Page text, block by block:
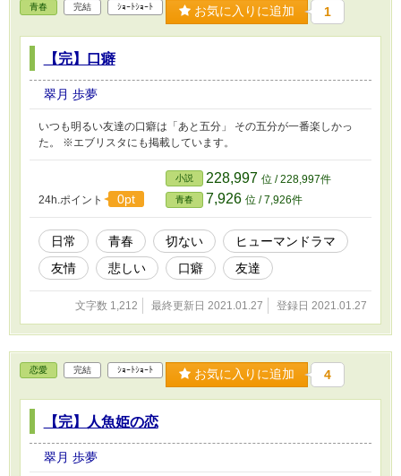
青春 完結 ｼｮｰﾄｼｮｰﾄ お気に入りに追加 1
【完】口癖
翠月 歩夢
いつも明るい友達の口癖は「あと五分」 その五分が一番楽しかっ
た。 ※エブリスタにも掲載しています。
24h.ポイント 0pt
小説 228,997 位 / 228,997件
青春 7,926 位 / 7,926件
日常 青春 切ない
ヒューマンドラマ
友情
悲しい 口癖 友達
文字数 1,212 最終更新日 2021.01.27 登録日 2021.01.27
恋愛 完結 ｼｮｰﾄｼｮｰﾄ お気に入りに追加 4
【完】人魚姫の恋
翠月 歩夢